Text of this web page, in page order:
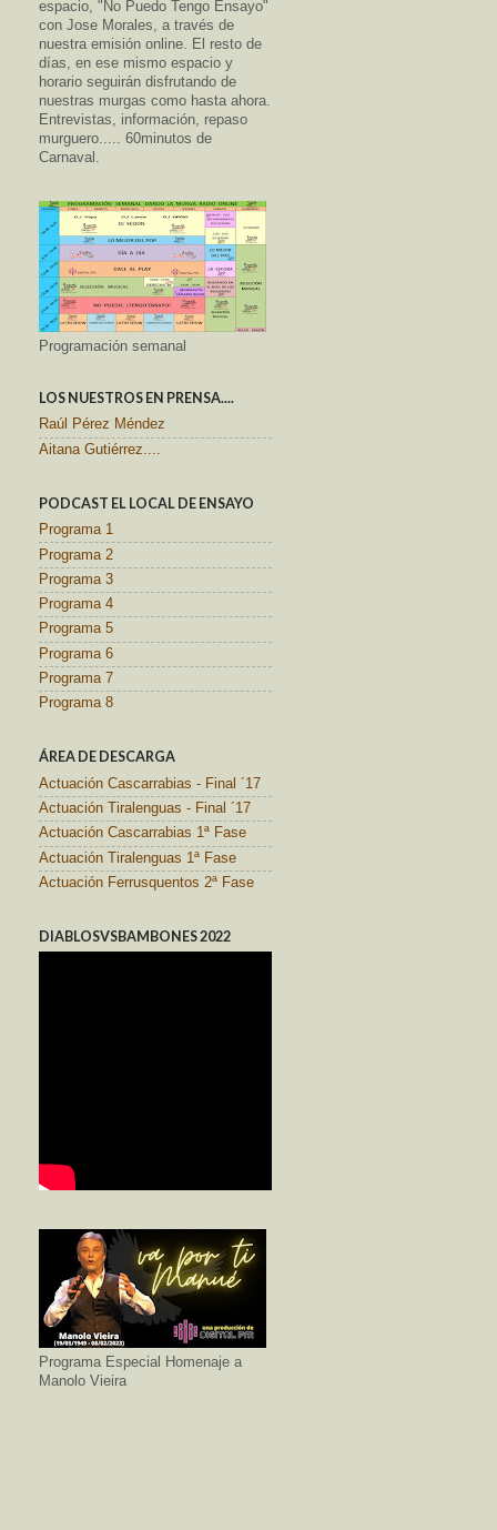
espacio, "No Puedo Tengo Ensayo"
con Jose Morales, a través de
nuestra emisión online. El resto de
días, en ese mismo espacio y
horario seguirán disfrutando de
nuestras murgas como hasta ahora.
Entrevistas, información, repaso
murguero..... 60minutos de
Carnaval.
Programación semanal
LOS NUESTROS EN PRENSA....
Raúl Pérez Méndez
Aitana Gutiérrez....
PODCAST EL LOCAL DE ENSAYO
Programa 1
Programa 2
Programa 3
Programa 4
Programa 5
Programa 6
Programa 7
Programa 8
ÁREA DE DESCARGA
Actuación Cascarrabias - Final ´17
Actuación Tiralenguas - Final ´17
Actuación Cascarrabias 1ª Fase
Actuación Tiralenguas 1ª Fase
Actuación Ferrusquentos 2ª Fase
DIABLOSVSBAMBONES 2022
Programa Especial Homenaje a
Manolo Vieira